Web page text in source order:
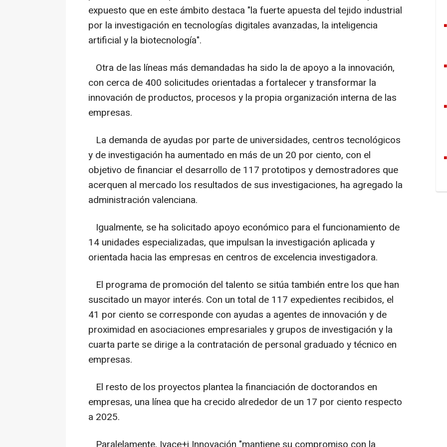
expuesto que en este ámbito destaca "la fuerte apuesta del tejido industrial
por la investigación en tecnologías digitales avanzadas, la inteligencia
artificial y la biotecnología".
Otra de las líneas más demandadas ha sido la de apoyo a la innovación,
con cerca de 400 solicitudes orientadas a fortalecer y transformar la
innovación de productos, procesos y la propia organización interna de las
empresas.
La demanda de ayudas por parte de universidades, centros tecnológicos
y de investigación ha aumentado en más de un 20 por ciento, con el
objetivo de financiar el desarrollo de 117 prototipos y demostradores que
acerquen al mercado los resultados de sus investigaciones, ha agregado la
administración valenciana.
Igualmente, se ha solicitado apoyo económico para el funcionamiento de
14 unidades especializadas, que impulsan la investigación aplicada y
orientada hacia las empresas en centros de excelencia investigadora.
El programa de promoción del talento se sitúa también entre los que han
suscitado un mayor interés. Con un total de 117 expedientes recibidos, el
41 por ciento se corresponde con ayudas a agentes de innovación y de
proximidad en asociaciones empresariales y grupos de investigación y la
cuarta parte se dirige a la contratación de personal graduado y técnico en
empresas.
El resto de los proyectos plantea la financiación de doctorandos en
empresas, una línea que ha crecido alrededor de un 17 por ciento respecto
a 2025.